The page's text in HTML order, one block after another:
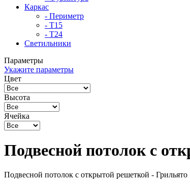
Каркас
- Периметр
- Т15
- Т24
Светильники
Параметры
Укажите параметры
Цвет
Высота
Ячейка
Подвесной потолок с
Подвесной потолок с открытой решеткой - Грильято